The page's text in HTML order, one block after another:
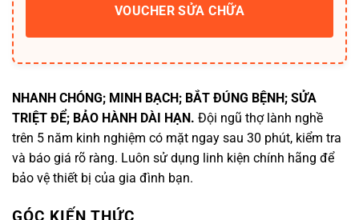
VOUCHER SỬA CHỮA
NHANH CHÓNG; MINH BẠCH; BẮT ĐÚNG BỆNH; SỬA
TRIỆT ĐỂ; BẢO HÀNH DÀI HẠN. Đội ngũ thợ lành nghề
trên 5 năm kinh nghiệm có mặt ngay sau 30 phút, kiểm tra
và báo giá rõ ràng. Luôn sử dụng linh kiện chính hãng để
bảo vệ thiết bị của gia đình bạn.